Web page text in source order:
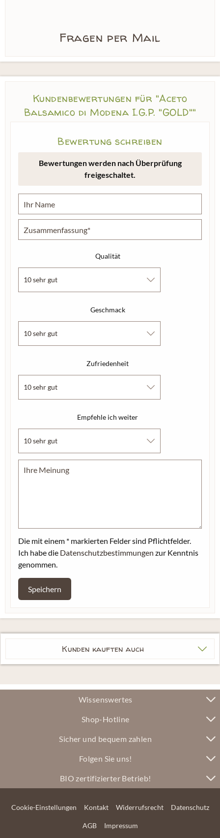
Fragen per Mail
Kundenbewertungen für "Aceto
Balsamico di Modena I.G.P. "GOLD""
Bewertung schreiben
Bewertungen werden nach Überprüfung
freigeschaltet.
Qualität
Geschmack
Zufriedenheit
Empfehle ich weiter
Die mit einem * markierten Felder sind Pflichtfelder.
Ich habe die Datenschutzbestimmungen zur Kenntnis
genommen.
Speichern
Kunden kauften auch
Wissenswertes
Shop-Hotline
Sicher und bequem zahlen
Folgen Sie uns!
BIO zertifizierter Betrieb!
Cookie-Einstellungen Kontakt Widerrufsrecht Datenschutz
AGB Impressum